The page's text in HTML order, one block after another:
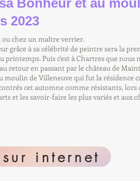
Bonheur et au
2023
chez un maître verrier.
grâce à sa célébrité de peintre sera la
printemps. Puis c'est à Chartres que nous
retour en passant par le château de
moulin de Villeneuve qui fut la résidence
cet automne comme résistants, lors
et les savoir-faire les plus variés et aux
internet